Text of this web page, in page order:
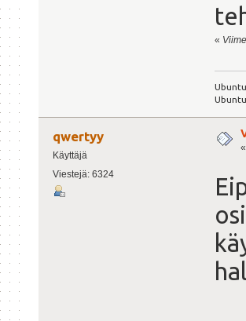
«
qwertyy
Käyttäjä
Viestejä: 6324
«